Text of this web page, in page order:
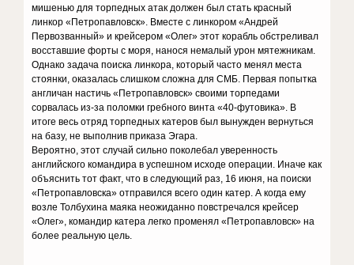
мишенью для торпедных атак должен был стать красный
линкор «Петропавловск». Вместе с линкором «Андрей
Первозванный» и крейсером «Олег» этот корабль обстреливал
восставшие форты с моря, нанося немалый урон мятежникам.
Однако задача поиска линкора, который часто менял места
стоянки, оказалась слишком сложна для СМБ. Первая попытка
англичан настичь «Петропавловск» своими торпедами
сорвалась из-за поломки гребного винта «40-футовика». В
итоге весь отряд торпедных катеров был вынужден вернуться
на базу, не выполнив приказа Эгара.
Вероятно, этот случай сильно поколебал уверенность
английского командира в успешном исходе операции. Иначе как
объяснить тот факт, что в следующий раз, 16 июня, на поиски
«Петропавловска» отправился всего один катер. А когда ему
возле Толбухина маяка неожиданно повстречался крейсер
«Олег», командир катера легко променял «Петропавловск» на
более реальную цель.